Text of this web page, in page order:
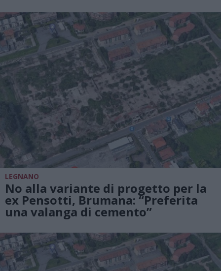
LEGNANO
No alla variante di progetto per la
ex Pensotti, Brumana: “Preferita
una valanga di cemento”